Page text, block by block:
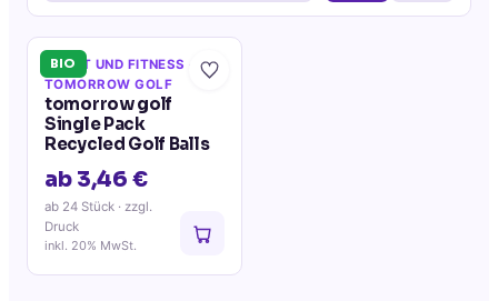
BIO
SPORT UND FITNESS
TOMORROW GOLF
tomorrow golf
Single Pack
Recycled Golf Balls
ab 3,46 €
ab 24 Stück · zzgl.
Druck
inkl. 20% MwSt.